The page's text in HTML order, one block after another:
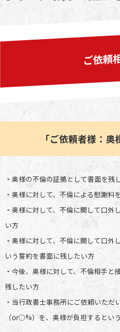
ご依頼
「ご依頼者様：奥
・奥様の不倫の証拠として書面を残
・奥様に対して、不倫による慰謝料
・奥様に対して、不倫に関して口外
い方
・奥様に対して、不倫に関して口外
いう誓約を書面に残したい方
・今後、奥様に対して、不倫相手と
残したい方
・当行政書士事務所にご依頼いただ
（or○%）を、奥様が負担するとい